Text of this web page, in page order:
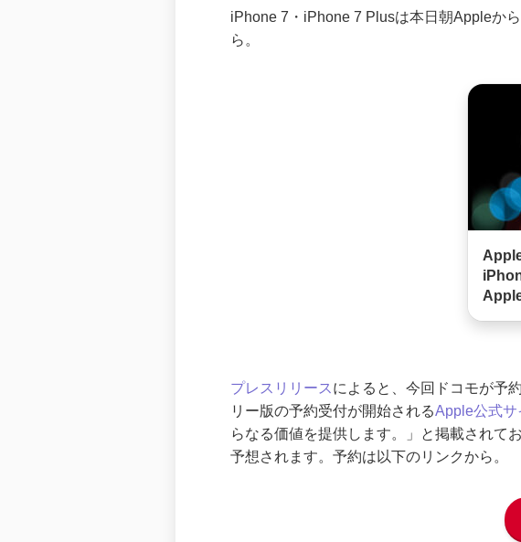
iPhone 7・iPhone 7 Plusは本日朝Appleか
ら。
プレスリリースによると、今回ドコモが予
リー版の予約受付が開始されるApple公式サ
らなる価値を提供します。」と掲載されて
予想されます。予約は以下のリンクから。